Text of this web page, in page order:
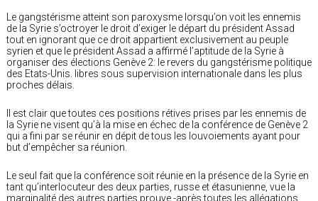
Le gangstérisme atteint son paroxysme lorsqu’on voit les ennemis
de la Syrie s’octroyer le droit d’exiger le départ du président Assad
tout en ignorant que ce droit appartient exclusivement au peuple
syrien et que le président Assad a affirmé l’aptitude de la Syrie à
organiser des élections Genève 2: le revers du gangstérisme politique
des Etats-Unis. libres sous supervision internationale dans les plus
proches délais.
Il est clair que toutes ces positions rétives prises par les ennemis de
la Syrie ne visent qu’à la mise en échec de la conférence de Genève 2
qui a fini par se réunir en dépit de tous les louvoiements ayant pour
but d’empêcher sa réunion.
Le seul fait que la conférence soit réunie en la présence de la Syrie en
tant qu’interlocuteur des deux parties, russe et étasunienne, vue la
marginalité des autres parties prouve -après toutes les allégations